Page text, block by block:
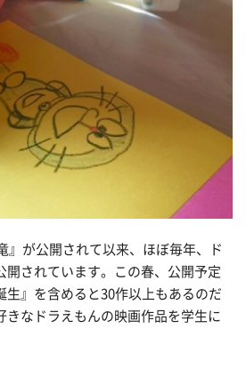
』が公開されて以来、ほぼ毎年、ド
開されています。この春、公開予定
生』を含めると30作以上もあるのだ
きなドラえもんの映画作品を学生に